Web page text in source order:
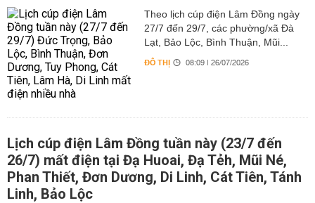
Theo lịch cúp điện Lâm Đồng ngày
27/7 đến 29/7, các phường/xã Đà
Lạt, Bảo Lộc, Bình Thuận, Mũi...
ĐÔ THỊ 08:09 | 26/07/2026
Lịch cúp điện Lâm Đồng tuần này (23/7 đến
26/7) mất điện tại Đạ Huoai, Đạ Tẻh, Mũi Né,
Phan Thiết, Đơn Dương, Di Linh, Cát Tiên, Tánh
Linh, Bảo Lộc